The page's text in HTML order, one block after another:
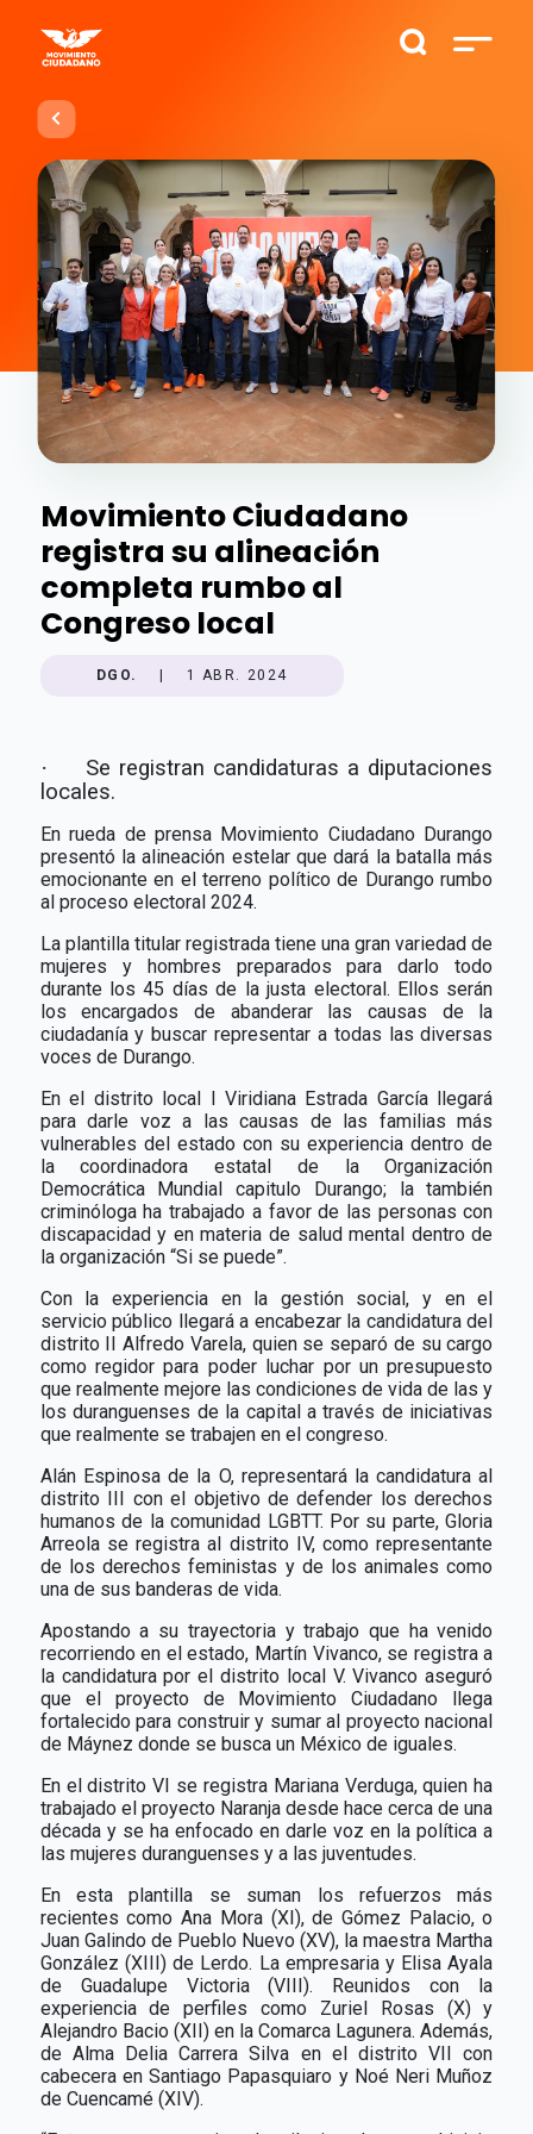
Movimiento Ciudadano
registra su alineación
completa rumbo al
Congreso local
DGO. 1 ABR. 2024
·
Se registran candidaturas a diputaciones
locales.
En rueda de prensa Movimiento Ciudadano Durango
presentó la alineación estelar que dará la batalla más
emocionante en el terreno político de Durango rumbo
al proceso electoral 2024.
La plantilla titular registrada tiene una gran variedad de
mujeres y hombres preparados para darlo todo
durante los 45 días de la justa electoral. Ellos serán
los encargados de abanderar las causas de la
ciudadanía y buscar representar a todas las diversas
voces de Durango.
En el distrito local I Viridiana Estrada García llegará
para darle voz a las causas de las familias más
vulnerables del estado con su experiencia dentro de
la coordinadora estatal de la Organización
Democrática Mundial capitulo Durango; la también
criminóloga ha trabajado a favor de las personas con
discapacidad y en materia de salud mental dentro de
la organización “Si se puede”.
Con la experiencia en la gestión social, y en el
servicio público llegará a encabezar la candidatura del
distrito II Alfredo Varela, quien se separó de su cargo
como regidor para poder luchar por un presupuesto
que realmente mejore las condiciones de vida de las y
los duranguenses de la capital a través de iniciativas
que realmente se trabajen en el congreso.
Alán Espinosa de la O, representará la candidatura al
distrito III con el objetivo de defender los derechos
humanos de la comunidad LGBTT. Por su parte, Gloria
Arreola se registra al distrito IV, como representante
de los derechos feministas y de los animales como
una de sus banderas de vida.
Apostando a su trayectoria y trabajo que ha venido
recorriendo en el estado, Martín Vivanco, se registra a
la candidatura por el distrito local V. Vivanco aseguró
que el proyecto de Movimiento Ciudadano llega
fortalecido para construir y sumar al proyecto nacional
de Máynez donde se busca un México de iguales.
En el distrito VI se registra Mariana Verduga, quien ha
trabajado el proyecto Naranja desde hace cerca de una
década y se ha enfocado en darle voz en la política a
las mujeres duranguenses y a las juventudes.
En esta plantilla se suman los refuerzos más
recientes como Ana Mora (XI), de Gómez Palacio, o
Juan Galindo de Pueblo Nuevo (XV), la maestra Martha
González (XIII) de Lerdo. La empresaria y Elisa Ayala
de Guadalupe Victoria (VIII). Reunidos con la
experiencia de perfiles como Zuriel Rosas (X) y
Alejandro Bacio (XII) en la Comarca Lagunera. Además,
de Alma Delia Carrera Silva en el distrito VII con
cabecera en Santiago Papasquiaro y Noé Neri Muñoz
de Cuencamé (XIV).